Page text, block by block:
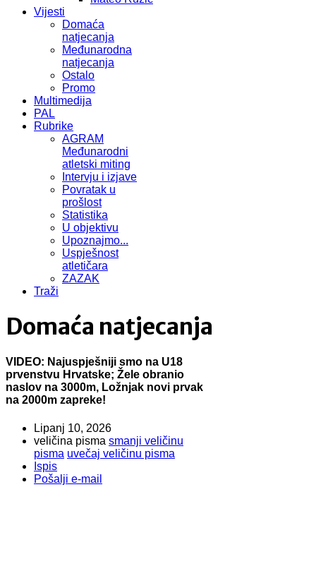
Vijesti
Domaća
natjecanja
Međunarodna
natjecanja
Ostalo
Promo
Multimedija
PAL
Rubrike
AGRAM
Međunarodni
atletski miting
Intervju i izjave
Povratak u
prošlost
Statistika
U objektivu
Upoznajmo...
Uspješnost
atletičara
ZAZAK
Traži
Domaća natjecanja
VIDEO: Najuspješniji smo na U18
prvenstvu Hrvatske; Žele obranio
naslov na 3000m, Ložnjak novi prvak
na 2000m zapreke!
Lipanj 10, 2026
veličina pisma smanji veličinu
pisma uvečaj veličinu pisma
Ispis
Pošalji e-mail